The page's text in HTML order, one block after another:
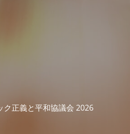
正義と平和協議会 2026